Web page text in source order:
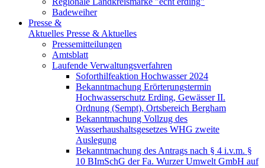
Badeweiher
Presse &
Aktuelles Presse & Aktuelles
Pressemitteilungen
Amtsblatt
Laufende Verwaltungsverfahren
Soforthilfeaktion Hochwasser 2024
Bekanntmachung Erörterungstermin
Hochwasserschutz Erding, Gewässer II.
Ordnung (Sempt), Ortsbereich Bergham
Bekanntmachung Vollzug des
Wasserhaushaltsgesetzes WHG zweite
Auslegung
Bekanntmachung des Antrags nach § 4 i.v.m. §
10 BImSchG der Fa. Wurzer Umwelt GmbH auf